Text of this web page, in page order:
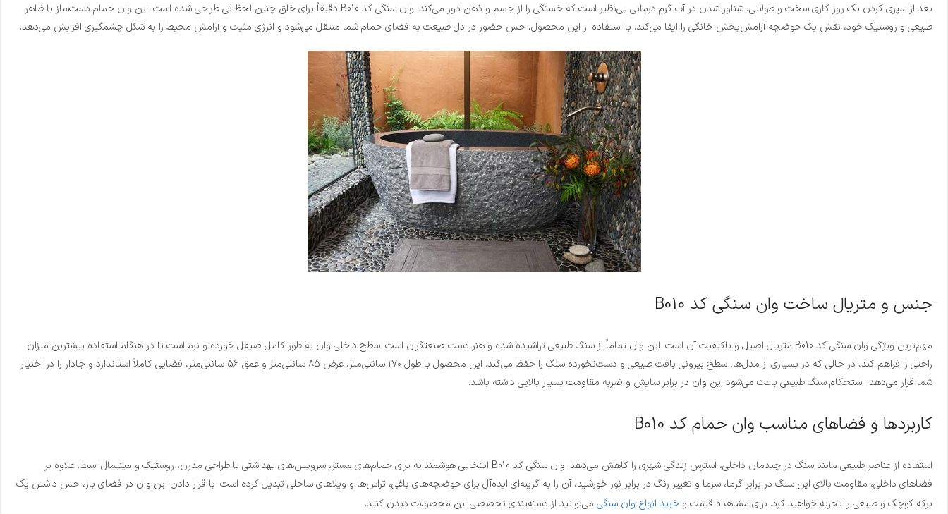
بعد از سپری کردن یک روز کاری سخت و طولانی، شناور شدن در آب گرم درمانی بی‌نظیر است که خستگی را از جسم و ذهن دور می‌کند. وان سنگی کد B010 دقیقاً برای خلق چنین لحظاتی طراحی شده است. این وان حمام دست‌ساز با ظاهر
طبیعی و روستیک خود، نقش یک حوضچه آرامش‌بخش خانگی را ایفا می‌کند. با استفاده از این محصول، حس حضور در دل طبیعت به فضای حمام شما منتقل می‌شود و انرژی مثبت و آرامش محیط را به شکل چشمگیری افزایش می‌دهد.
جنس و متریال ساخت وان سنگی کد B010
مهم‌ترین ویژگی وان سنگی کد B010 متریال اصیل و باکیفیت آن است. این وان تماماً از سنگ طبیعی تراشیده شده و هنر دست صنعتگران است. سطح داخلی وان به طور کامل صیقل خورده و نرم است تا در هنگام استفاده بیشترین میزان
راحتی را فراهم کند، در حالی که در بسیاری از مدل‌ها، سطح بیرونی بافت طبیعی و دست‌نخورده سنگ را حفظ می‌کند. این محصول با طول ۱۷۰ سانتی‌متر، عرض ۸۵ سانتی‌متر و عمق ۵۶ سانتی‌متر، فضایی کاملاً استاندارد و جادار را در اختیار
شما قرار می‌دهد. استحکام سنگ طبیعی باعث می‌شود این وان در برابر سایش و ضربه مقاومت بسیار بالایی داشته باشد.
کاربردها و فضاهای مناسب وان حمام کد B010
استفاده از عناصر طبیعی مانند سنگ در چیدمان داخلی، استرس زندگی شهری را کاهش می‌دهد. وان سنگی کد B010 انتخابی هوشمندانه برای حمام‌های مستر، سرویس‌های بهداشتی با طراحی مدرن، روستیک و مینیمال است. علاوه بر
فضاهای داخلی، مقاومت بالای این سنگ در برابر گرما، سرما و تغییر رنگ در برابر نور خورشید، آن را به گزینه‌ای ایده‌آل برای حوضچه‌های باغی، تراس‌ها و ویلاهای ساحلی تبدیل کرده است. با قرار دادن این وان در فضای باز، حس داشتن یک
برکه کوچک و طبیعی را تجربه خواهید کرد. برای مشاهده قیمت و خرید انواع وان سنگی می‌توانید از دسته‌بندی تخصصی این محصولات دیدن کنید.